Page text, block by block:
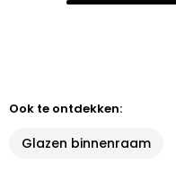
Ook te ontdekken:
Glazen binnenraam